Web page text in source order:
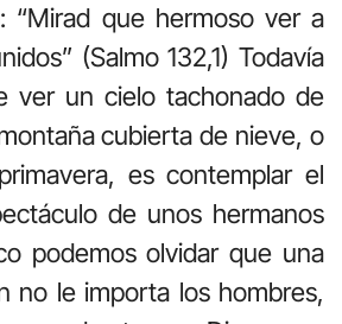
“Mirad que hermoso ver a
(Salmo 132,1) Todavía
ver un cielo tachonado de
cubierta de nieve, o
es contemplar el
de unos hermanos
podemos olvidar que una
no le importa los hombres,